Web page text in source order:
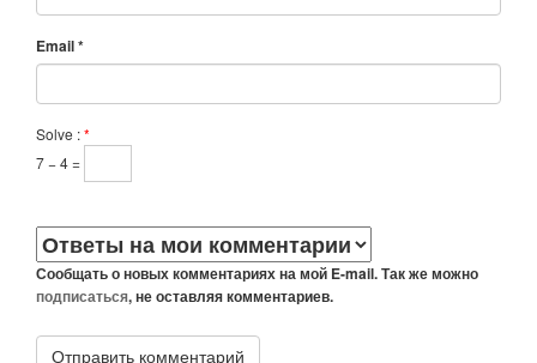
Email*
Solve :*
7 − 4 =
Сообщать о новых комментариях на мой E-mail. Так же можно
подписаться, не оставляя комментариев.